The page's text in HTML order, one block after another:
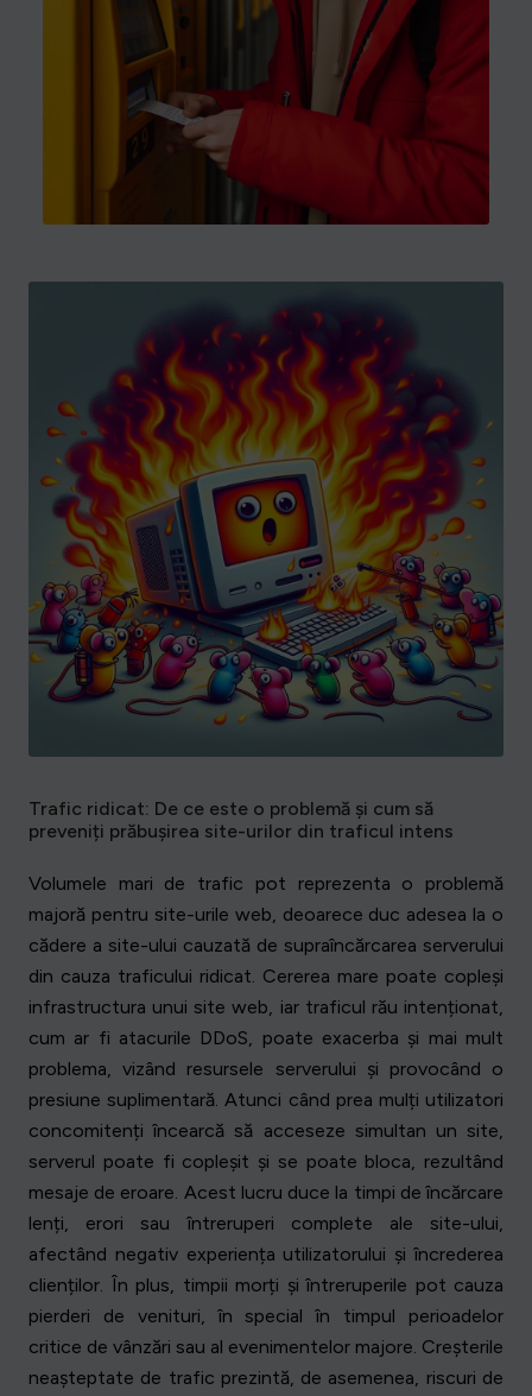
Trafic ridicat: De ce este o problemă și cum să
preveniți prăbușirea site-urilor din traficul intens
Volumele mari de trafic pot reprezenta o problemă
majoră pentru site-urile web, deoarece duc adesea la o
cădere a site-ului cauzată de supraîncărcarea serverului
din cauza traficului ridicat. Cererea mare poate copleși
infrastructura unui site web, iar traficul rău intenționat,
cum ar fi atacurile DDoS, poate exacerba și mai mult
problema, vizând resursele serverului și provocând o
presiune suplimentară. Atunci când prea mulți utilizatori
concomitenți încearcă să acceseze simultan un site,
serverul poate fi copleșit și se poate bloca, rezultând
mesaje de eroare. Acest lucru duce la timpi de încărcare
lenți, erori sau întreruperi complete ale site-ului,
afectând negativ experiența utilizatorului și încrederea
clienților. În plus, timpii morți și întreruperile pot cauza
pierderi de venituri, în special în timpul perioadelor
critice de vânzări sau al evenimentelor majore. Creșterile
neașteptate de trafic prezintă, de asemenea, riscuri de